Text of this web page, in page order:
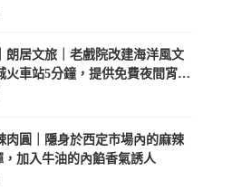
朗居文旅｜老戲院改建海洋風文
火車站5分鐘，提供免費夜間宵
肉圓｜隱身於西定市場內的麻辣
加入牛油的內餡香氣誘人